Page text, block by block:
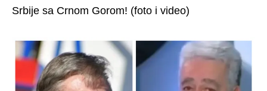
Srbije sa Crnom Gorom! (foto i video)